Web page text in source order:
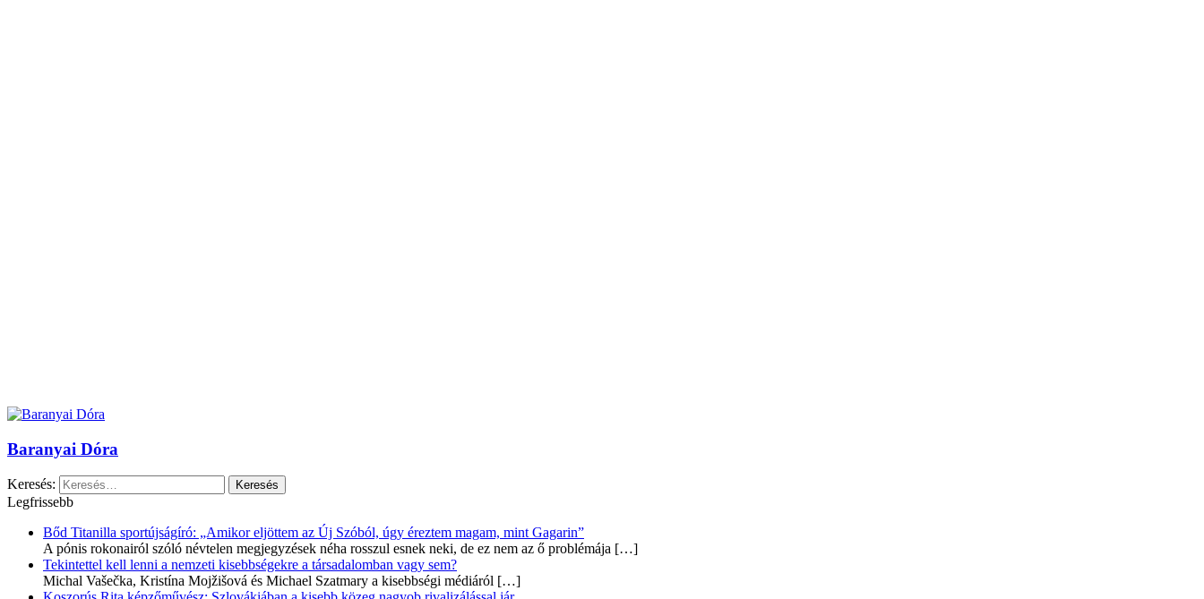
Baranyai Dóra
Keresés:
Legfrissebb
Bőd Titanilla sportújságíró: „Amikor eljöttem az Új Szóból, úgy éreztem magam, mint Gagarin”
A pónis rokonairól szóló névtelen megjegyzések néha rosszul esnek neki, de ez nem az ő problémája […]
Tekintettel kell lenni a nemzeti kisebbségekre a társadalomban vagy sem?
Michal Vašečka, Kristína Mojžišová és Michael Szatmary a kisebbségi médiáról […]